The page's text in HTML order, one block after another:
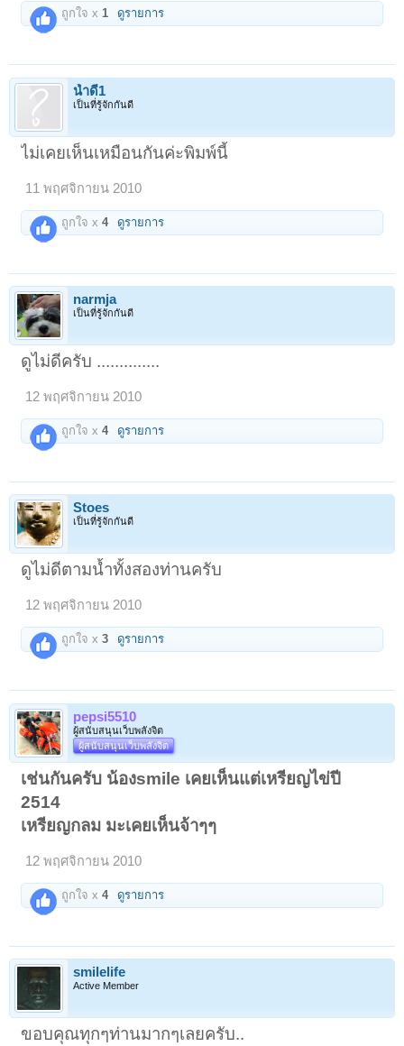
ถูกใจ x1 ดูรายการ
น้ำดี1
เป็นที่รู้จักกันดี
ไม่เคยเห็นเหมือนกันค่ะพิมพ์นี้
11 พฤศจิกายน 2010
ถูกใจ x4 ดูรายการ
narmja
เป็นที่รู้จักกันดี
ดูไม่ดีครับ ..............
12 พฤศจิกายน 2010
ถูกใจ x4 ดูรายการ
Stoes
เป็นที่รู้จักกันดี
ดูไม่ดีตามน้ำทั้งสองท่านครับ
12 พฤศจิกายน 2010
ถูกใจ x3 ดูรายการ
pepsi5510
ผู้สนับสนุนเว็บพลังจิต
ผู้สนับสนุนเว็บพลังจิต
เช่นกันครับ น้องsmile เคยเห็นแต่เหรียญไข่ปี
2514
เหรียญกลม มะเคยเห็นจ้าๆๆ
12 พฤศจิกายน 2010
ถูกใจ x4 ดูรายการ
smilelife
Active Member
ขอบคุณทุกๆท่านมากๆเลยครับ..